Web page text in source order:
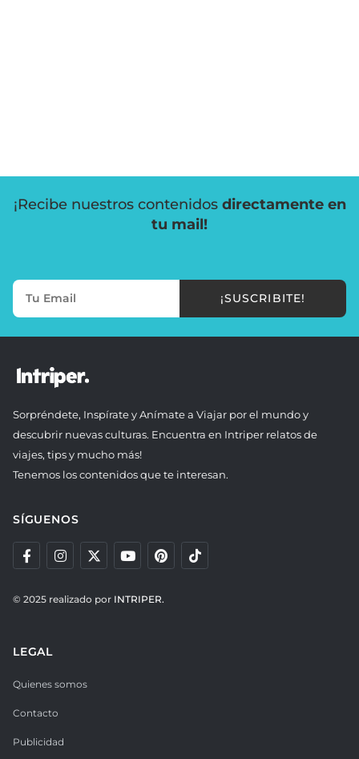
¡Recibe nuestros contenidos directamente en
tu mail!
¡SUSCRIBITE!
Sorpréndete, Inspírate y Anímate a Viajar por el mundo y
descubrir nuevas culturas. Encuentra en Intriper relatos de
viajes, tips y mucho más!
Tenemos los contenidos que te interesan.
SÍGUENOS
© 2025 realizado por INTRIPER.
LEGAL
Quienes somos
Contacto
Publicidad